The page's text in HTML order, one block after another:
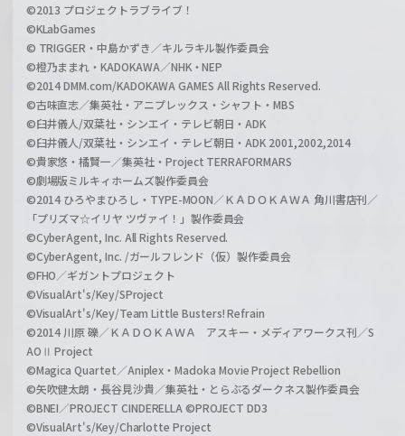
©2013 プロジェクトラブライブ！
©KLabGames
© TRIGGER・中島かずき／キルラキル製作委員会
©橙乃ままれ・KADOKAWA／NHK・NEP
©2014 DMM.com/KADOKAWA GAMES All Rights Reserved.
©古味直志／集英社・アニプレックス・シャフト・MBS
©臼井儀人/双葉社・シンエイ・テレビ朝日・ADK
©臼井儀人/双葉社・シンエイ・テレビ朝日・ADK 2001,2002,2014
©貴家悠・橘賢一／集英社・Project TERRAFORMARS
©劇場版ミルキィホームズ製作委員会
©2014 ひろやまひろし・TYPE-MOON／ＫＡＤＯＫＡＷＡ 角川書店刊／
「プリズマ☆イリヤ ツヴァイ！」製作委員会
©CyberAgent, Inc. All Rights Reserved.
©CyberAgent, Inc. /ガールフレンド（仮）製作委員会
©FHO／ギガントプロジェクト
©VisualArt's/Key/SProject
©VisualArt's/Key/Team Little Busters! Refrain
©2014 川原 礫／ＫＡＤＯＫＡＷＡ アスキー・メディアワークス刊／S
AOⅡ Project
©Magica Quartet／Aniplex・Madoka Movie Project Rebellion
©矢吹健太朗・長谷見沙貴／集英社・とらぶるダークネス製作委員会
©BNEI／PROJECT CINDERELLA ©PROJECT DD3
©VisualArt's/Key/Charlotte Project